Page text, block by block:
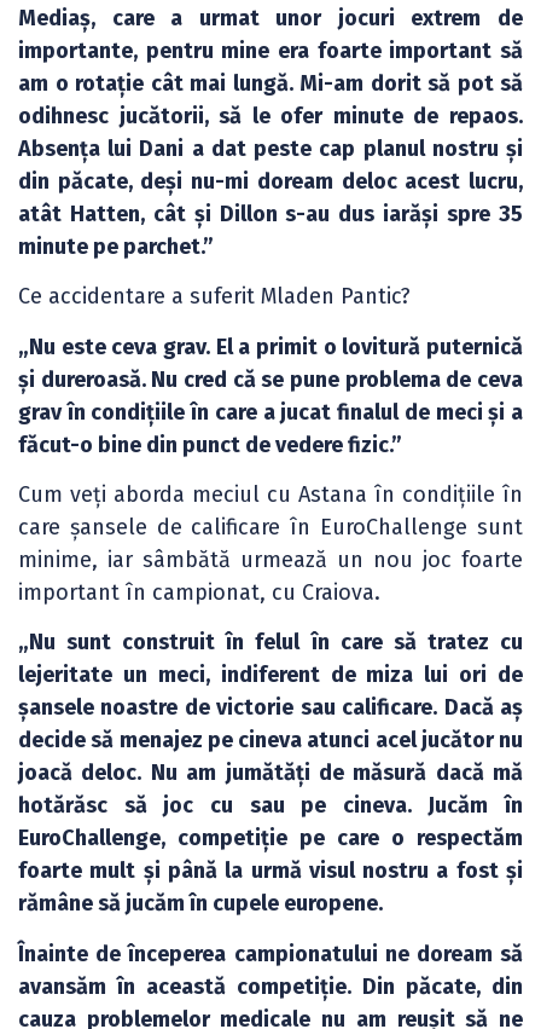
Mediaș, care a urmat unor jocuri extrem de
importante, pentru mine era foarte important să
am o rotație cât mai lungă. Mi-am dorit să pot să
odihnesc jucătorii, să le ofer minute de repaos.
Absența lui Dani a dat peste cap planul nostru și
din păcate, deși nu-mi doream deloc acest lucru,
atât Hatten, cât și Dillon s-au dus iarăși spre 35
minute pe parchet.”
Ce accidentare a suferit Mladen Pantic?
„Nu este ceva grav. El a primit o lovitură puternică
și dureroasă. Nu cred că se pune problema de ceva
grav în condițiile în care a jucat finalul de meci și a
făcut-o bine din punct de vedere fizic.”
Cum veți aborda meciul cu Astana în condițiile în
care șansele de calificare în EuroChallenge sunt
minime, iar sâmbătă urmează un nou joc foarte
important în campionat, cu Craiova.
„Nu sunt construit în felul în care să tratez cu
lejeritate un meci, indiferent de miza lui ori de
șansele noastre de victorie sau calificare. Dacă aș
decide să menajez pe cineva atunci acel jucător nu
joacă deloc. Nu am jumătăți de măsură dacă mă
hotărăsc să joc cu sau pe cineva. Jucăm în
EuroChallenge, competiție pe care o respectăm
foarte mult și până la urmă visul nostru a fost și
rămâne să jucăm în cupele europene.
Înainte de începerea campionatului ne doream să
avansăm în această competiție. Din păcate, din
cauza problemelor medicale nu am reușit să ne